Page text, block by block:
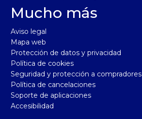
Mucho más
Aviso legal
Mapa web
Protección de datos y privacidad
Política de cookies
Seguridad y protección a compradores
Política de cancelaciones
Soporte de aplicaciones
Accesibilidad